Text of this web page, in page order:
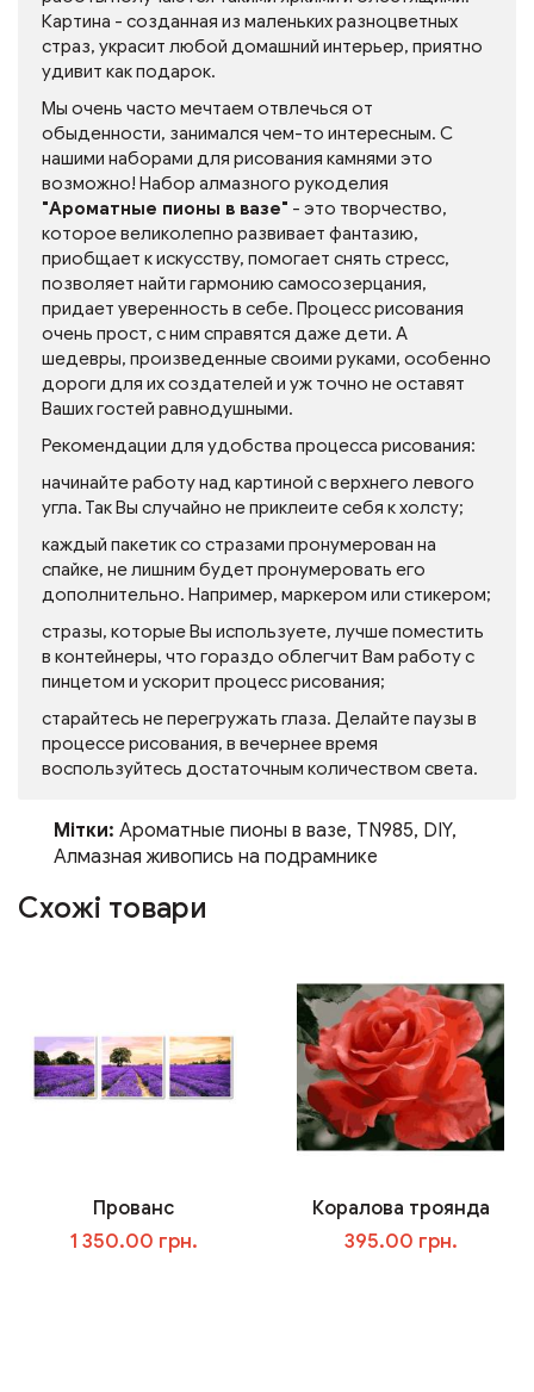
Картина - созданная из маленьких разноцветных
страз, украсит любой домашний интерьер, приятно
удивит как подарок.
Мы очень часто мечтаем отвлечься от
обыденности, занимался чем-то интересным. С
нашими наборами для рисования камнями это
возможно! Набор алмазного рукоделия
"Ароматные пионы в вазе" - это творчество,
которое великолепно развивает фантазию,
приобщает к искусству, помогает снять стресс,
позволяет найти гармонию самосозерцания,
придает уверенность в себе. Процесс рисования
очень прост, с ним справятся даже дети. А
шедевры, произведенные своими руками, особенно
дороги для их создателей и уж точно не оставят
Ваших гостей равнодушными.
Рекомендации для удобства процесса рисования:
начинайте работу над картиной с верхнего левого
угла. Так Вы случайно не приклеите себя к холсту;
каждый пакетик со стразами пронумерован на
спайке, не лишним будет пронумеровать его
дополнительно. Например, маркером или стикером;
стразы, которые Вы используете, лучше поместить
в контейнеры, что гораздо облегчит Вам работу с
пинцетом и ускорит процесс рисования;
старайтесь не перегружать глаза. Делайте паузы в
процессе рисования, в вечернее время
воспользуйтесь достаточным количеством света.
Мітки: Ароматные пионы в вазе, TN985, DIY,
Алмазная живопись на подрамнике
Схожі товари
Прованс
1 350.00 грн.
Коралова троянда
395.00 грн.